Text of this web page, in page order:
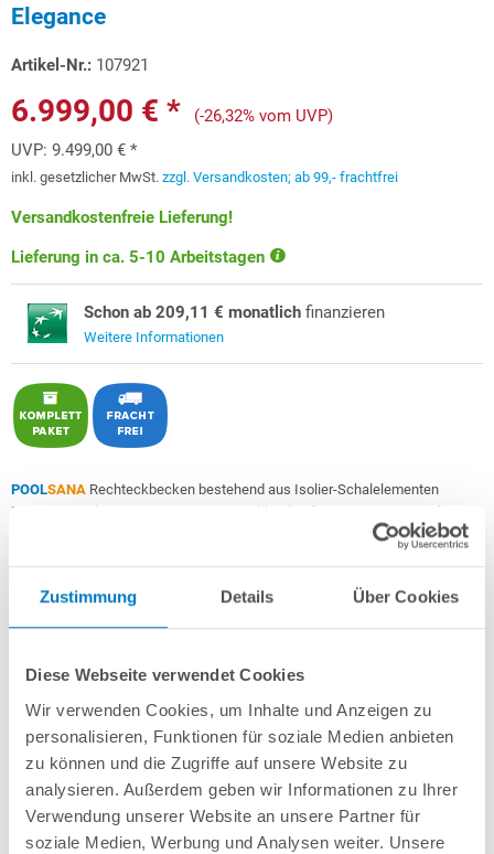
Zustimmung Details Über Cookies
Diese Webseite verwendet Cookies
Wir verwenden Cookies, um Inhalte und Anzeigen zu
personalisieren, Funktionen für soziale Medien anbieten
zu können und die Zugriffe auf unsere Website zu
analysieren. Außerdem geben wir Informationen zu Ihrer
Verwendung unserer Website an unsere Partner für
soziale Medien, Werbung und Analysen weiter. Unsere
Elegance
Artikel-Nr.: 107921
6.999,00 € *
(-26,32% vom UVP)
UVP: 9.499,00 € *
inkl. gesetzlicher MwSt. zzgl. Versandkosten; ab 99,- frachtfrei
Versandkostenfreie Lieferung!
Lieferung in ca. 5-10 Arbeitstagen
Schon ab 209,11 € monatlich finanzieren
Weitere Informationen
POOLSANA Rechteckbecken bestehend aus Isolier-Schalelementen
PS30/80
+ sehr passgenauer, in Deutschland gefertigter
0,9 mm starker
mit Keilbiese +Aluminium-
PROFI-Setinkl.:
Wasserpflegebedarf deutlich!
Breitmaul-Einbauskimmer und 2 Einlaufdüsen mitsamt
Mauerdurchführungen
Sandfilteranlage
POOL SANA PRO PRIME 500 / SPECK PP 9
Erdbeständiges Verrohrungsset PROFI Ø 50 mm+ Entleerungspaket
5-stufige, 60 cm breite Einstiegstreppe in weiß für die Befestigung am
Poolrand